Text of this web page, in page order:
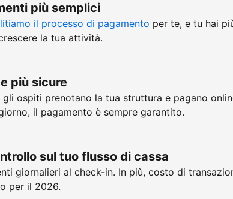
più semplici
il processo di pagamento per te, e tu hai
la tua attività.
più sicure
gli ospiti prenotano la tua struttura e pagano
il pagamento è sempre garantito.
sul tuo flusso di cassa
giornalieri al check-in. In più, costo di
per il 2026.